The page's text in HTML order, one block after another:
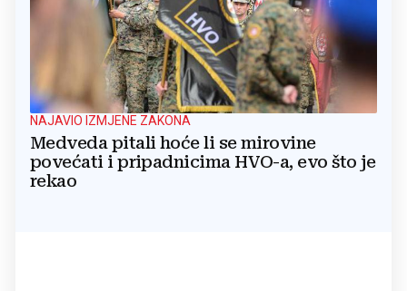
NAJAVIO IZMJENE ZAKONA
Medveda pitali hoće li se mirovine
povećati i pripadnicima HVO-a, evo što je
rekao